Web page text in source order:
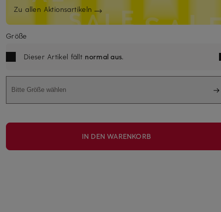
Zu allen Aktionsartikeln
Größe
Dieser Artikel fällt normal aus.
Bitte Größe wählen
IN DEN WARENKORB